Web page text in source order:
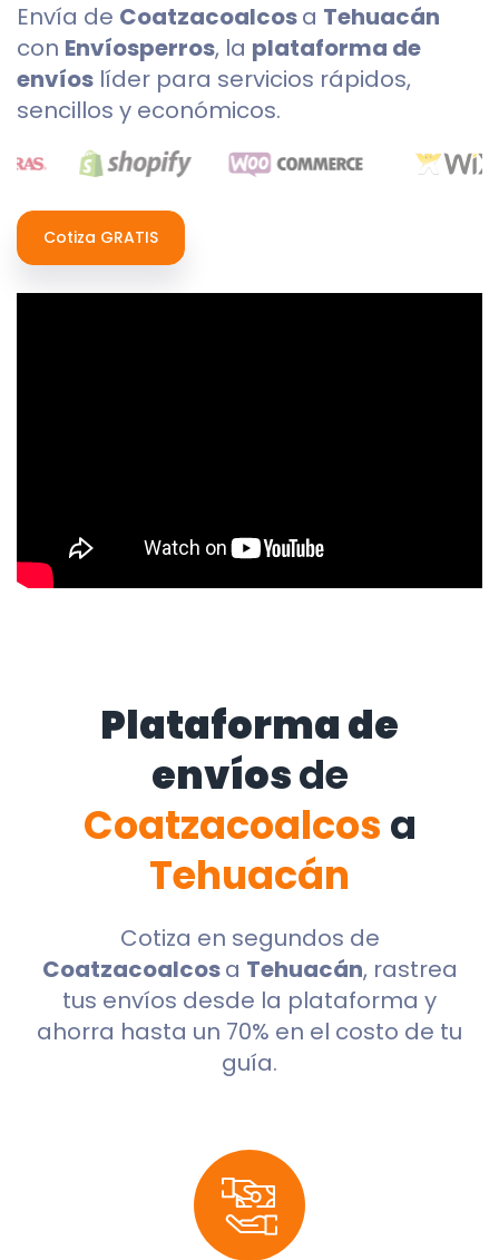
Envía de Coatzacoalcosa Tehuacán
con Envíosperros, la plataforma de
envíos líder para servicios rápidos,
sencillos y económicos.
Cotiza GRATIS
Plataforma de
envíosde
Coatzacoalcos a
Tehuacán
Cotiza en segundos de
Coatzacoalcosa Tehuacán, rastrea
tus envíos desde la plataforma y
ahorra hasta un 70% en el costo de tu
guía.